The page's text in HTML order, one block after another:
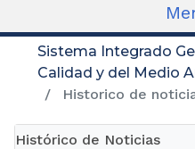
Sistema Integrado
Calidad y del Medio
Historico de
Histórico de Noticias